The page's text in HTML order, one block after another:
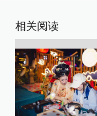
相关阅读